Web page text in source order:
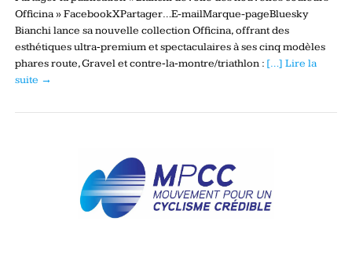
Officina » FacebookXPartager…E-mailMarque-pageBluesky
Bianchi lance sa nouvelle collection Officina, offrant des
esthétiques ultra‑premium et spectaculaires à ses cinq modèles
phares route, Gravel et contre‑la‑montre/triathlon : […] Lire la
suite →